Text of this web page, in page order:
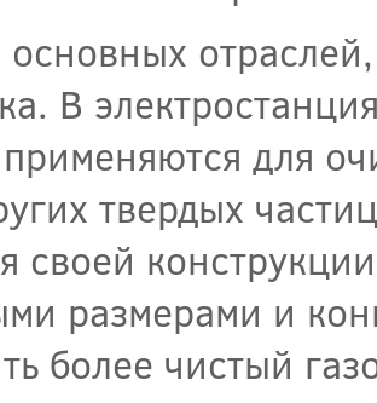
В
для
твердых
своей
размерами и
более чистый